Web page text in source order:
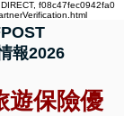
f08c47fec0942fa0
報2026
遊保險優